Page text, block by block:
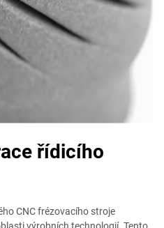
řídicího
CNC frézovacího stroje